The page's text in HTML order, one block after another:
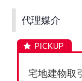
代理媒介
宅地建物取